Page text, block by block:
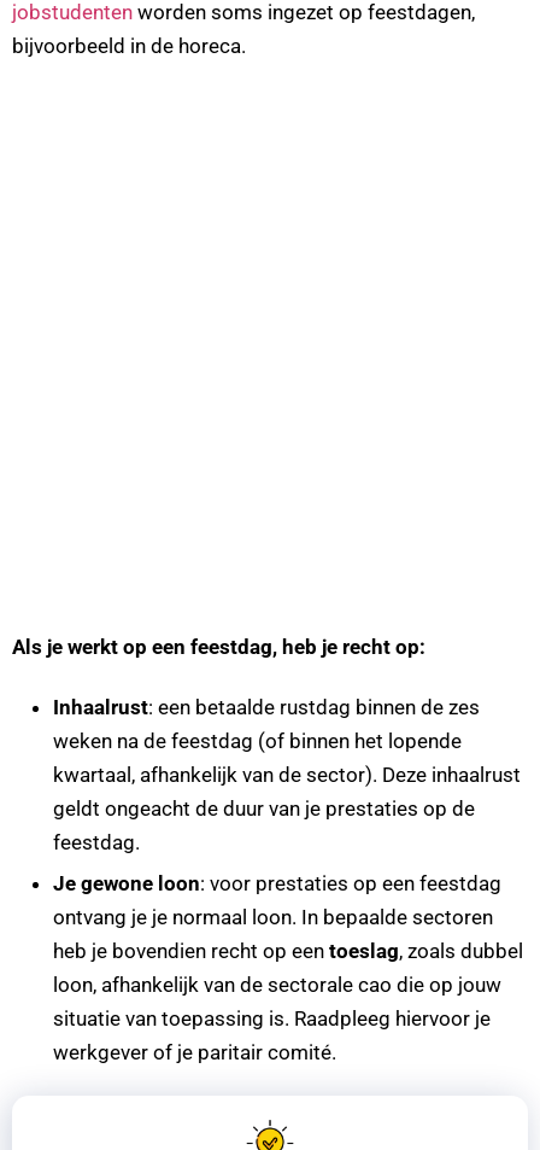
jobstudenten worden soms ingezet op feestdagen,
bijvoorbeeld in de horeca.
Als je werkt op een feestdag, heb je recht op:
Inhaalrust: een betaalde rustdag binnen de zes
weken na de feestdag (of binnen het lopende
kwartaal, afhankelijk van de sector). Deze inhaalrust
geldt ongeacht de duur van je prestaties op de
feestdag.
Je gewone loon: voor prestaties op een feestdag
ontvang je je normaal loon. In bepaalde sectoren
heb je bovendien recht op een toeslag, zoals dubbel
loon, afhankelijk van de sectorale cao die op jouw
situatie van toepassing is. Raadpleeg hiervoor je
werkgever of je paritair comité.